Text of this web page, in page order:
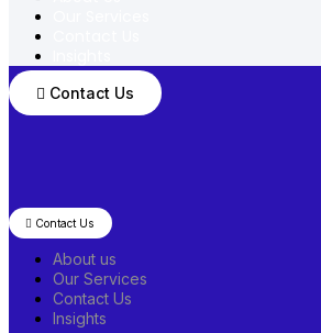
Contact Us
Contact Us
About us
Our Services
Contact Us
Insights